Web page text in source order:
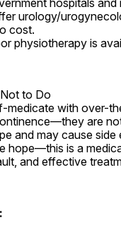
hospitals and
urology/
cost.
physiotherapy is
to Do
medicate with over-
are
and may cause side
hope—this is a
and effective